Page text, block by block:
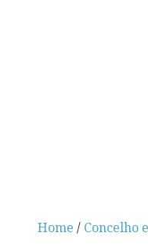
Home / Concelho